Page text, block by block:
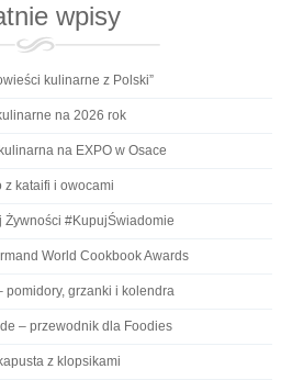
wpisy
kulinarne z Polski”
na 2026 rok
na EXPO w Osace
z kataifi i owocami
Żywności #KupujŚwiadomie
World Cookbook Awards
pomidory, grzanki i kolendra
– przewodnik dla Foodies
z klopsikami